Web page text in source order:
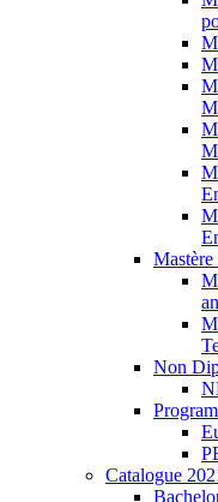
Mastère
Non
Catalogue